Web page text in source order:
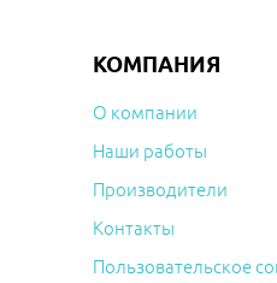
КОМПАНИЯ
О компании
Наши работы
Производители
Контакты
Пользовательское